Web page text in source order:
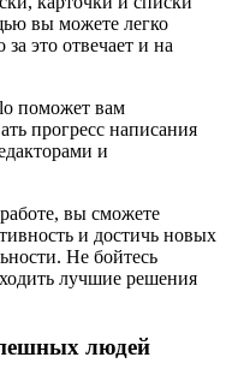
вы можете легко
это отвечает и на
поможет вам
прогресс написания
и
вы сможете
и достичь новых
Не бойтесь
лучшие решения
людей